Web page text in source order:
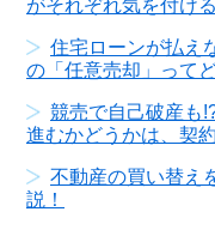
がそれぞれ気を付け
住宅ローンが払え
の「任意売却」って
競売で自己破産も
進むかどうかは、契
不動産の買い替え
説！